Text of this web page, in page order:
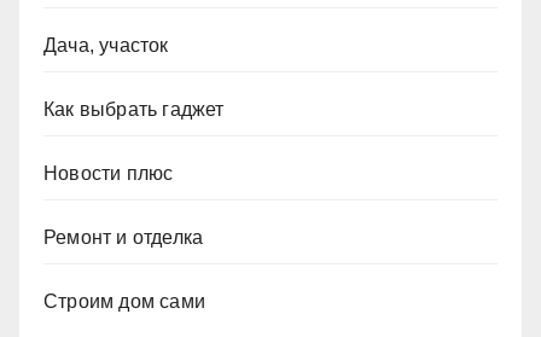
Дача, участок
Как выбрать гаджет
Новости плюс
Ремонт и отделка
Строим дом сами